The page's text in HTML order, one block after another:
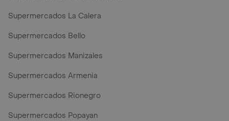
Supermercados La Calera
Supermercados Bello
Supermercados Manizales
Supermercados Armenia
Supermercados Rionegro
Supermercados Popayan